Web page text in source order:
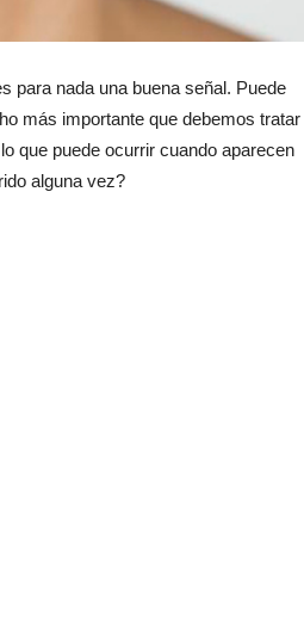
para nada una buena señal. Puede
más importante que debemos tratar
que puede ocurrir cuando aparecen
alguna vez?